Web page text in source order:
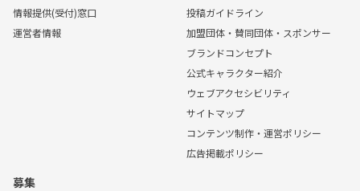
情報提供(受付)窓口
運営者情報
投稿ガイドライン
加盟団体・賛同団体・スポンサー
ブランドコンセプト
公式キャラクター紹介
ウェブアクセシビリティ
サイトマップ
コンテンツ制作・運営ポリシー
広告掲載ポリシー
募集